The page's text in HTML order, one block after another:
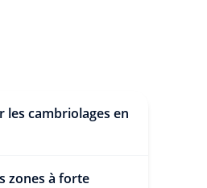
les cambriolages en
zones à forte